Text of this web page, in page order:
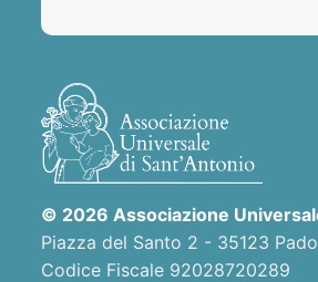
© 2026 Associazione
Piazza del Santo 2 - 35123
Codice Fiscale 92028720289